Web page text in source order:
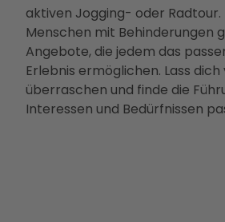
aktiven Jogging- oder Radtour.
Menschen mit Behinderungen
Angebote, die jedem das
Erlebnis ermöglichen. Lass
überraschen und finde die
Interessen und Bedürfnissen